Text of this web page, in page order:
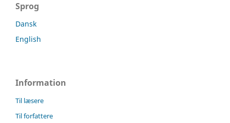
Sprog
Dansk
English
Information
Til læsere
Til forfattere